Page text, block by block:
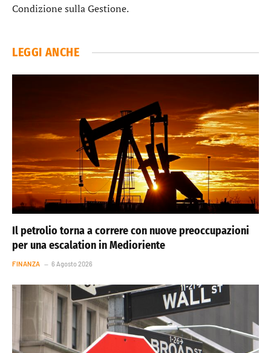
Condizione sulla Gestione.
LEGGI ANCHE
Il petrolio torna a correre con nuove preoccupazioni
per una escalation in Medioriente
FINANZA 6 Agosto 2026